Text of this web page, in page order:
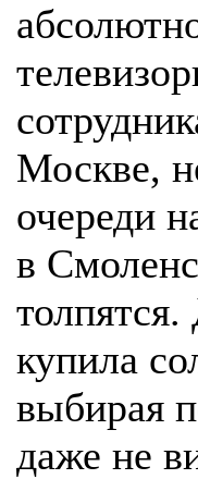
Москве,
очереди
в
купила
выбирая
даже не